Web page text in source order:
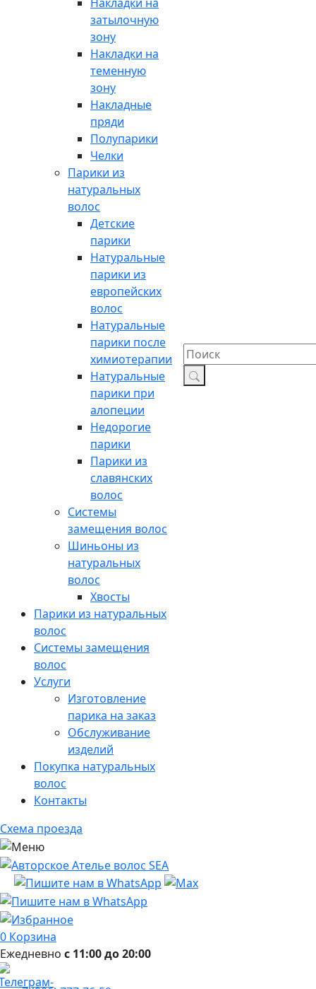
затылочную
зону
Накладки на
теменную
зону
Накладные
пряди
Полупарики
Челки
Парики из
натуральных
волос
Детские
парики
Натуральные
парики из
европейских
волос
Натуральные
парики после
химиотерапии
Натуральные
парики при
алопеции
Недорогие
парики
Парики из
славянских
волос
Системы
замещения волос
Шиньоны из
натуральных
волос
Хвосты
Парики из натуральных
волос
Системы замещения
волос
Услуги
Изготовление
парика на заказ
Обслуживание
изделий
Покупка натуральных
волос
Контакты
Схема проезда
0 Корзина
Ежедневно с 11:00 до 20:00